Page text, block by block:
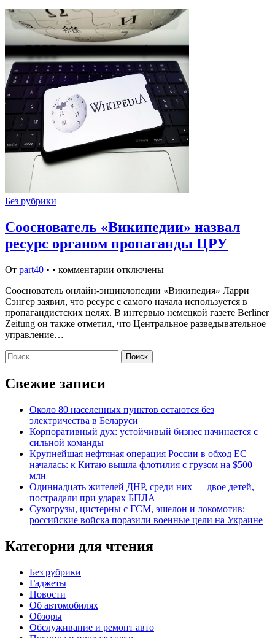
Без рубрики
Сооснователь «Википедии» назвал
ресурс органом пропаганды ЦРУ
От part40 • • комментарии отключены
Сооснователь онлайн-энциклопедии «Википедия» Ларри
Сэнгер заявил, что ресурс с самого начала используется в
пропагандистских целях. В интервью немецкой газете Berliner
Zeitung он также отметил, что Центральное разведывательное
управление…
Найти:
Свежие записи
Около 80 населенных пунктов остаются без
электричества в Беларуси
Корпоративный дух: устойчивый бизнес начинается с
сильной команды
Крупнейшая нефтяная операция России в обход ЕС
началась: к Китаю вышла флотилия с грузом на $500
млн
Одиннадцать жителей ДНР, среди них — двое детей,
пострадали при ударах БПЛА
Сухогрузы, цистерны с ГСМ, эшелон и локомотив:
российские войска поразили военные цели на Украине
Категории для чтения
Без рубрики
Гаджеты
Новости
Об автомобилях
Обзоры
Обслуживание и ремонт авто